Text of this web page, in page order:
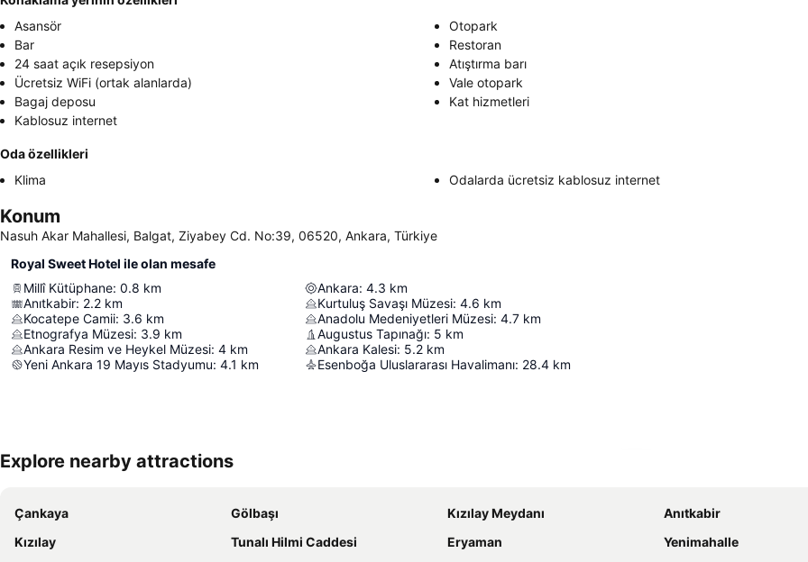
Asansör
Otopark
Bar
Restoran
24 saat açık resepsiyon
Atıştırma barı
Ücretsiz WiFi (ortak alanlarda)
Vale otopark
Bagaj deposu
Kat hizmetleri
Kablosuz internet
Oda özellikleri
Klima
Odalarda ücretsiz kablosuz internet
Konum
Nasuh Akar Mahallesi, Balgat, Ziyabey Cd. No:39, 06520, Ankara, Türkiye
Royal Sweet Hotel ile olan mesafe
Millî Kütüphane: 0.8 km
Anıtkabir: 2.2 km
Kocatepe Camii: 3.6 km
Etnografya Müzesi: 3.9 km
Ankara Resim ve Heykel Müzesi: 4 km
Yeni Ankara 19 Mayıs Stadyumu: 4.1 km
Ankara: 4.3 km
Kurtuluş Savaşı Müzesi: 4.6 km
Anadolu Medeniyetleri Müzesi: 4.7 km
Augustus Tapınağı: 5 km
Ankara Kalesi: 5.2 km
Esenboğa Uluslararası Havalimanı: 28.4 km
Explore nearby attractions
Çankaya Gölbaşı Kızılay Meydanı
Anıtkabir
Kızılay
Tunalı Hilmi Caddesi Eryaman
Yenimahalle